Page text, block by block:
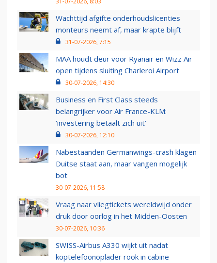
Wachttijd afgifte onderhoudslicenties
monteurs neemt af, maar krapte blijft
31-07-2026, 7:15
MAA houdt deur voor Ryanair en Wizz Air
open tijdens sluiting Charleroi Airport
30-07-2026, 14:30
Business en First Class steeds
belangrijker voor Air France-KLM:
‘investering betaalt zich uit’
30-07-2026, 12:10
Nabestaanden Germanwings-crash klagen
Duitse staat aan, maar vangen mogelijk
bot
30-07-2026, 11:58
Vraag naar vliegtickets wereldwijd onder
druk door oorlog in het Midden-Oosten
30-07-2026, 10:36
SWISS-Airbus A330 wijkt uit nadat
koptelefoonoplader rook in cabine